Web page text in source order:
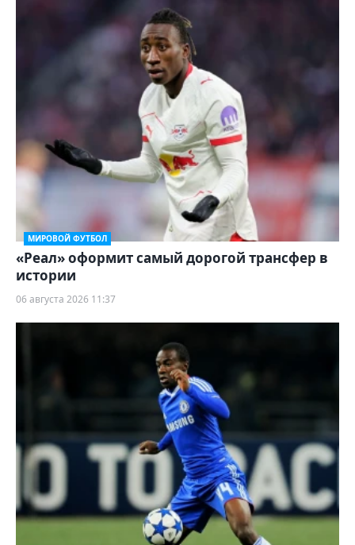
МИРОВОЙ ФУТБОЛ
«Реал» оформит самый дорогой трансфер в
истории
06 августа 2026 11:37